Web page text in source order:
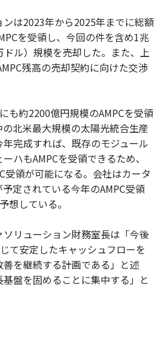
は2023年から2025年までに総額
を受領し、今回の件を含め1兆
ル）規模を売却した。また、上
残高の売却契約に向けた交渉
も約2200億円規模のAMPCを受領
北米最大規模の太陽光統合生産
完成すれば、既存のモジュール
ハもAMPCを受領できるため、
受領が可能になる。会社はカータ
定されている今年のAMPC受領
想している。
リューション財務室長は「今後
て安定したキャッシュフローを
を継続する計画である」と述
盤を固めることに集中する」と